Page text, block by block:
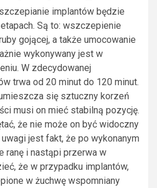
implantów będzie
Są to: wszczepienie
gojącej, a także umocowanie
wykonywany jest w
W zdecydowanej
trwa od 20 minut do 120 minut.
się sztuczny korzeń
musi on mieć stabilną pozycję.
że nie może on być widoczny
jest fakt, że po wykonanym
ranę i nastąpi przerwa w
że w przypadku implantów,
w żuchwę wspomniany